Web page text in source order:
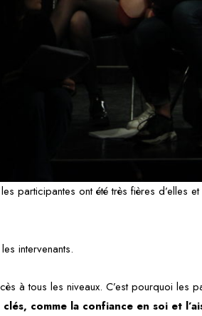
participantes ont été très fières d’elles
intervenants.
à tous les niveaux. C’est pourquoi les
comme la confiance en soi et